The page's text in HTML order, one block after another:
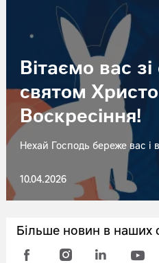
Вітаємо вас зі
святом
Воскресіння!
Нехай Господь береже вас і
10.04.2026
Більше новин в наших